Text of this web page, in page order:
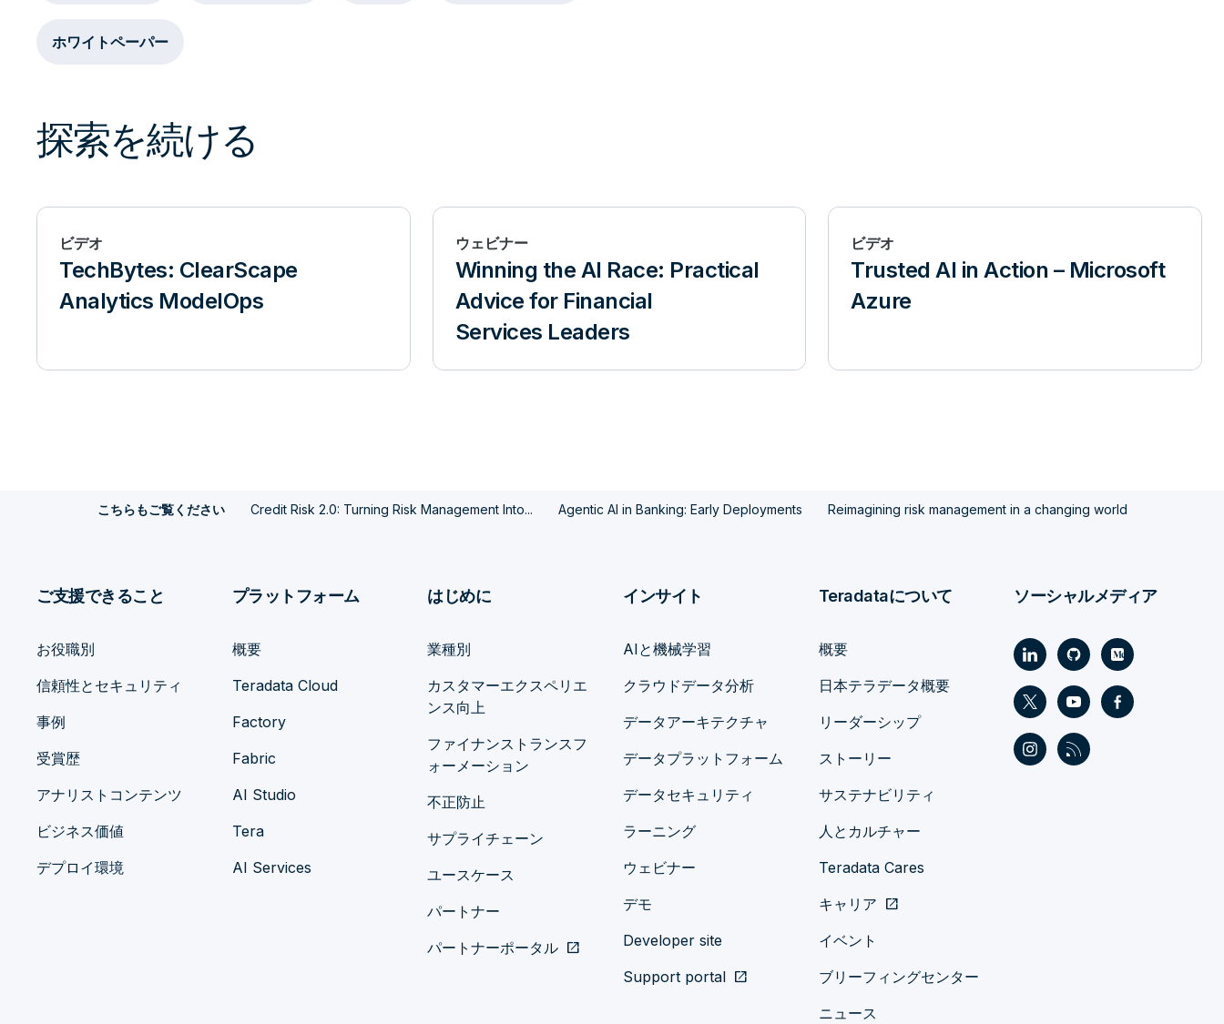
ホワイトペーパー
探索を続ける
ビデオ
TechBytes: ClearScape
Analytics ModelOps
ウェビナー
Winning the AI Race: Practical
Advice for Financial
Services Leaders
ビデオ
Trusted AI in Action – Microsoft
Azure
こちらもご覧ください Credit Risk 2.0: Turning Risk Management Into... Agentic AI in Banking: Early Deployments Reimagining risk management in a changing world
ご支援できること
お役職別
信頼性とセキュリティ
事例
受賞歴
アナリストコンテンツ
ビジネス価値
デプロイ環境
プラットフォーム
概要
Teradata Cloud
Factory
Fabric
AI Studio
Tera
AI Services
はじめに
業種別
カスタマーエクスペリエ
ンス向上
ファイナンストランスフ
ォーメーション
不正防止
サプライチェーン
ユースケース
パートナー
パートナーポータル open_in_new
インサイト
AIと機械学習
クラウドデータ分析
データアーキテクチャ
データプラットフォーム
データセキュリティ
ラーニング
ウェビナー
デモ
Developer site
Support portal open_in_new
Teradataについて
概要
日本テラデータ概要
リーダーシップ
ストーリー
サステナビリティ
人とカルチャー
Teradata Cares
キャリア open_in_new
イベント
ブリーフィングセンター
ニュース
ソーシャルメディア